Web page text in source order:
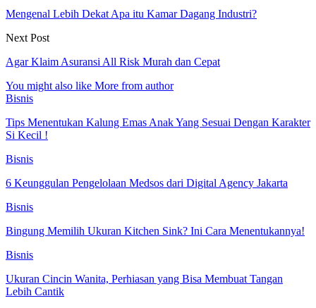
Mengenal Lebih Dekat Apa itu Kamar Dagang Industri?
Next Post
Agar Klaim Asuransi All Risk Murah dan Cepat
You might also like More from author
Bisnis
Tips Menentukan Kalung Emas Anak Yang Sesuai Dengan Karakter
Si Kecil !
Bisnis
6 Keunggulan Pengelolaan Medsos dari Digital Agency Jakarta
Bisnis
Bingung Memilih Ukuran Kitchen Sink? Ini Cara Menentukannya!
Bisnis
Ukuran Cincin Wanita, Perhiasan yang Bisa Membuat Tangan
Lebih Cantik